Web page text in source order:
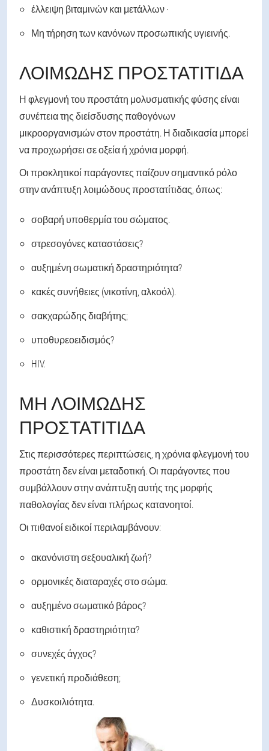
έλλειψη βιταμινών και μετάλλων ·
Μη τήρηση των κανόνων προσωπικής υγιεινής.
ΛΟΙΜΏΔΗΣ ΠΡΟΣΤΑΤΊΤΙΔΑ
Η φλεγμονή του προστάτη μολυσματικής φύσης είναι
συνέπεια της διείσδυσης παθογόνων
μικροοργανισμών στον προστάτη. Η διαδικασία μπορεί
να προχωρήσει σε οξεία ή χρόνια μορφή.
Οι προκλητικοί παράγοντες παίζουν σημαντικό ρόλο
στην ανάπτυξη λοιμώδους προστατίτιδας, όπως:
σοβαρή υποθερμία του σώματος.
στρεσογόνες καταστάσεις?
αυξημένη σωματική δραστηριότητα?
κακές συνήθειες (νικοτίνη, αλκοόλ).
σακχαρώδης διαβήτης;
υποθυρεοειδισμός?
HIV.
ΜΗ ΛΟΙΜΏΔΗΣ
ΠΡΟΣΤΑΤΊΤΙΔΑ
Στις περισσότερες περιπτώσεις, η χρόνια φλεγμονή του
προστάτη δεν είναι μεταδοτική. Οι παράγοντες που
συμβάλλουν στην ανάπτυξη αυτής της μορφής
παθολογίας δεν είναι πλήρως κατανοητοί.
Οι πιθανοί ειδικοί περιλαμβάνουν:
ακανόνιστη σεξουαλική ζωή?
ορμονικές διαταραχές στο σώμα.
αυξημένο σωματικό βάρος?
καθιστική δραστηριότητα?
συνεχές άγχος?
γενετική προδιάθεση;
Δυσκοιλιότητα.